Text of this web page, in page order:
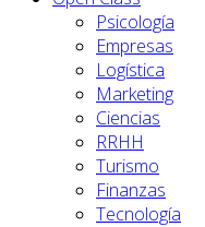
Psicología
Empresas
Logística
Marketing
Ciencias
RRHH
Turismo
Finanzas
Tecnología